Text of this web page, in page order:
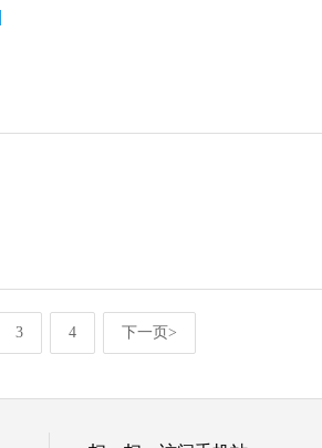
3 4 下一页>